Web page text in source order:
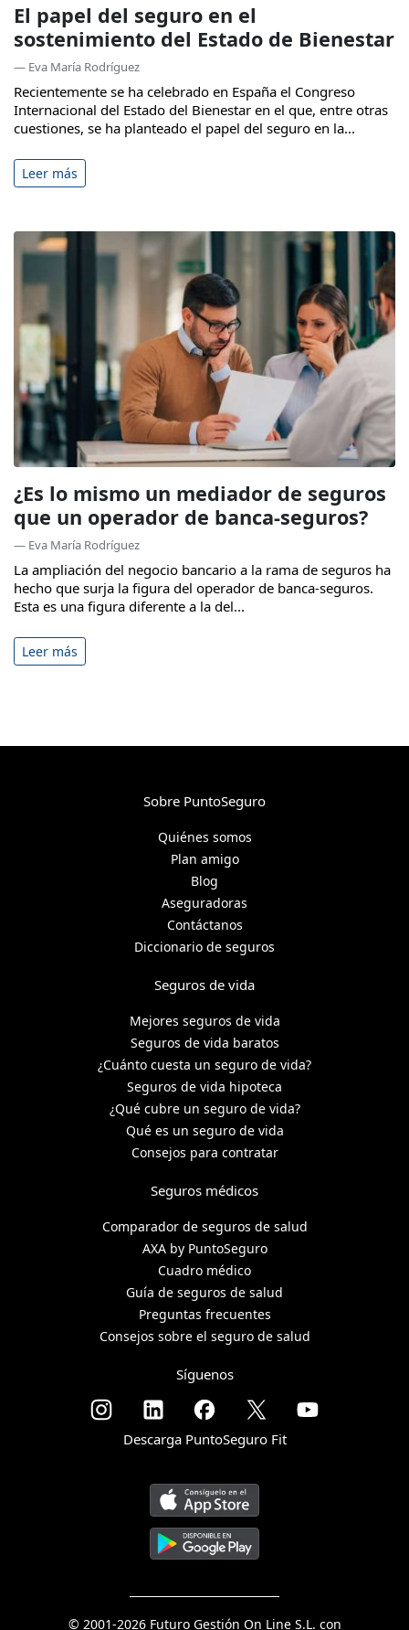
El papel del seguro en el
sostenimiento del Estado de Bienestar
— Eva María Rodríguez
Recientemente se ha celebrado en España el Congreso
Internacional del Estado del Bienestar en el que, entre otras
cuestiones, se ha planteado el papel del seguro en la...
Leer más
¿Es lo mismo un mediador de seguros
que un operador de banca-seguros?
— Eva María Rodríguez
La ampliación del negocio bancario a la rama de seguros ha
hecho que surja la figura del operador de banca-seguros.
Esta es una figura diferente a la del...
Leer más
Sobre PuntoSeguro
Quiénes somos
Plan amigo
Blog
Aseguradoras
Contáctanos
Diccionario de seguros
Seguros de vida
Mejores seguros de vida
Seguros de vida baratos
¿Cuánto cuesta un seguro de vida?
Seguros de vida hipoteca
¿Qué cubre un seguro de vida?
Qué es un seguro de vida
Consejos para contratar
Seguros médicos
Comparador de seguros de salud
AXA by PuntoSeguro
Cuadro médico
Guía de seguros de salud
Preguntas frecuentes
Consejos sobre el seguro de salud
Síguenos
Descarga PuntoSeguro Fit
© 2001-2026 Futuro Gestión On Line S.L. con